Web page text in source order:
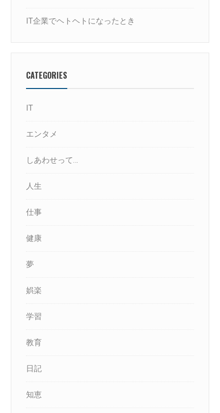
IT企業でヘトヘトになったとき
CATEGORIES
IT
エンタメ
しあわせって…
人生
仕事
健康
夢
娯楽
学習
教育
日記
知恵